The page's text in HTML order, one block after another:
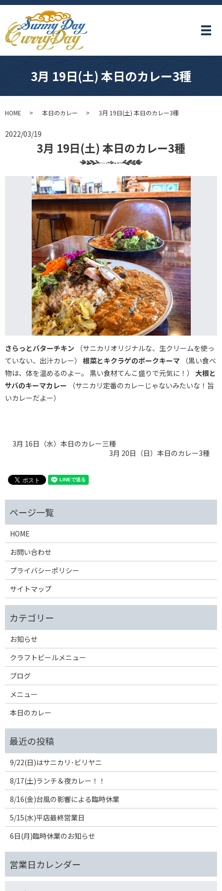
メ
3月 19日(土) 本日のカレー3種
HOME 本日のカレー 3月 19日(土) 本日のカレー3種
2022/03/19
3月 19日(土) 本日のカレー3種
さらっとバターチキン （サニカリオリジナルな、生クリームを使っ
ていない、出汁カレー） 根菜とキクラゲのポークキーマ （黒い食べ
物は、体を温めるのよー。 黒い食材てんこ盛りで元気に！） 大根と
サバのキーマカレー （サニカリ定番のカレーじゃないみたいな！旨
いカレーだよー）
3月 16日（水）本日のカレー三種
3月 20日（日）本日のカレー3種
HOME
お問い合わせ
プライバシーポリシー
サイトマップ
お知らせ
クラフトビールメニュー
ブログ
メニュー
本日のカレー
9/22(日)はサニカリ･ビリヤニ
8/17(土)ランチ＆夜カレー！！
8/16(金)台風の影響による臨時休業
5/15(水)平店最終営業日
6日(月)臨時休業のお知らせ